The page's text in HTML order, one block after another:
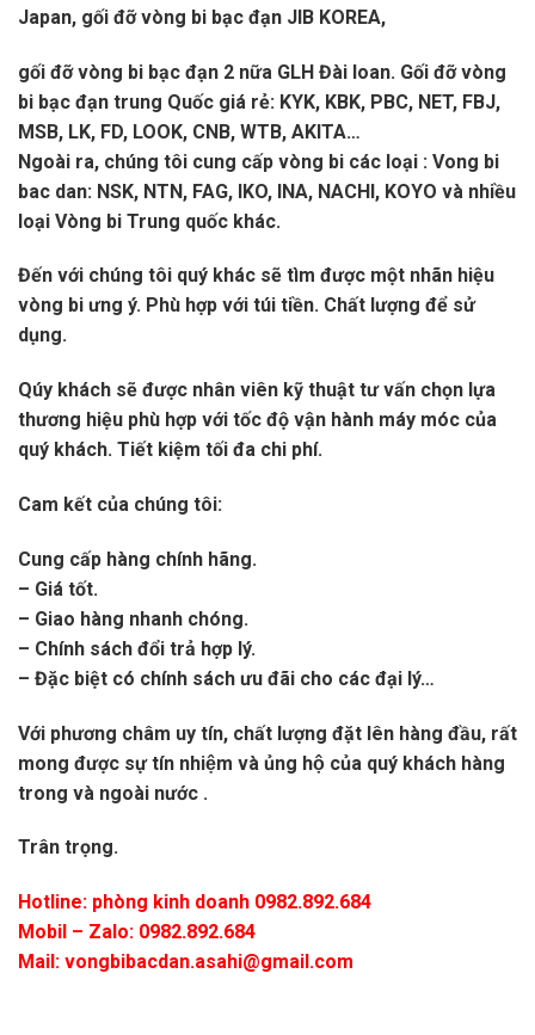
Japan, gối đỡ vòng bi bạc đạn JIB KOREA,
gối đỡ vòng bi bạc đạn 2 nữa GLH Đài loan. Gối đỡ vòng
bi bạc đạn trung Quốc giá rẻ: KYK, KBK, PBC, NET, FBJ,
MSB, LK, FD, LOOK, CNB, WTB, AKITA…
Ngoài ra, chúng tôi cung cấp vòng bi các loại : Vong bi
bac dan: NSK, NTN, FAG, IKO, INA, NACHI, KOYO và nhiều
loại Vòng bi Trung quốc khác.
Đến với chúng tôi quý khác sẽ tìm được một nhãn hiệu
vòng bi ưng ý. Phù hợp với túi tiền. Chất lượng để sử
dụng.
Qúy khách sẽ được nhân viên kỹ thuật tư vấn chọn lựa
thương hiệu phù hợp với tốc độ vận hành máy móc của
quý khách. Tiết kiệm tối đa chi phí.
Cam kết của chúng tôi:
Cung cấp hàng chính hãng.
– Giá tốt.
– Giao hàng nhanh chóng.
– Chính sách đổi trả hợp lý.
– Đặc biệt có chính sách ưu đãi cho các đại lý…
Với phương châm uy tín, chất lượng đặt lên hàng đầu, rất
mong được sự tín nhiệm và ủng hộ của quý khách hàng
trong và ngoài nước .
Trân trọng.
Hotline: phòng kinh doanh 0982.892.684
Mobil – Zalo: 0982.892.684
Mail: vongbibacdan.asahi@gmail.com